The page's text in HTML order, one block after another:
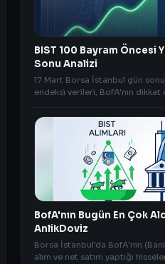
BIST 100 Bayram Öncesi
Sonu Analizi
17 Mart Borsa İstanbul gün
endeksi verileri, BofA'nın dikkat
BofA'nın Bugün En Çok
AnlikDoviz
Borsa İstanbul'da BofA'nın
alım ve net satım yaptığı